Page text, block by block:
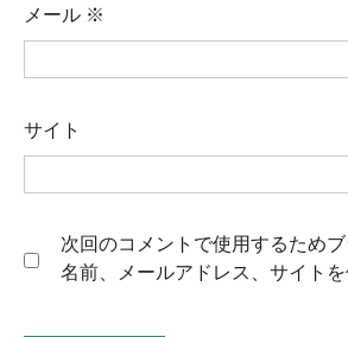
メール ※
サイト
次回のコメントで使用するため
名前、メールアドレス、サイトを